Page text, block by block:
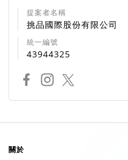
我們透過許多實驗計畫
但好消息是
picupi挑品＿永續
提案者名稱
挑品國際股份有限公司
統一編號
43944325
關於